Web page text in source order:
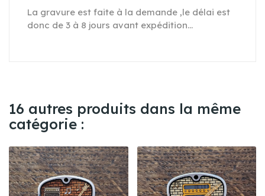
La gravure est faite à la demande ,le délai est
donc de 3 à 8 jours avant expédition...
16 autres produits dans la même
catégorie :